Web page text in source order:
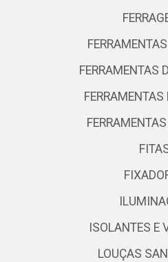
FERRAMENTAS
FERRAMENTAS
ISOLANTES E
LOUÇAS